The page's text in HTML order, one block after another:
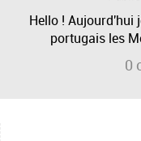
Hello ! Aujourd'hui
portugais les
0